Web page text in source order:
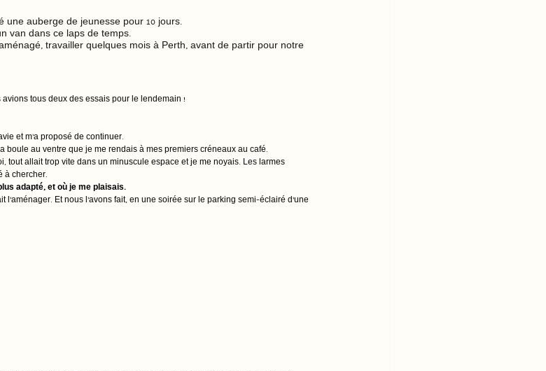
une auberge de jeunesse pour 10 jours.
van dans ce laps de temps.
travailler quelques mois à Perth, avant de partir pour notre
tous deux des essais pour le lendemain !
et m’a proposé de continuer.
boule au ventre que je me rendais à mes premiers créneaux au café.
tout allait trop vite dans un minuscule espace et je me noyais. Les larmes
à chercher.
adapté, et où je me plaisais.
Et nous l’avons fait, en une soirée sur le parking semi-éclairé d’une